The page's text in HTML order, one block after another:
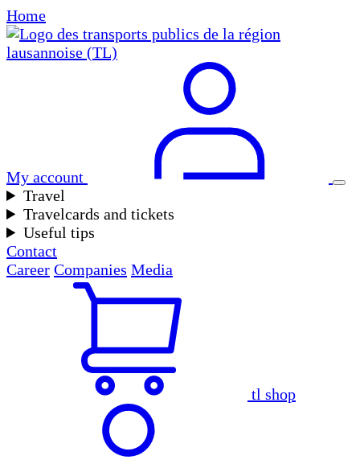
Home
My account
Travel
Travelcards and tickets
Useful tips
Contact
Career Companies Media
tl shop